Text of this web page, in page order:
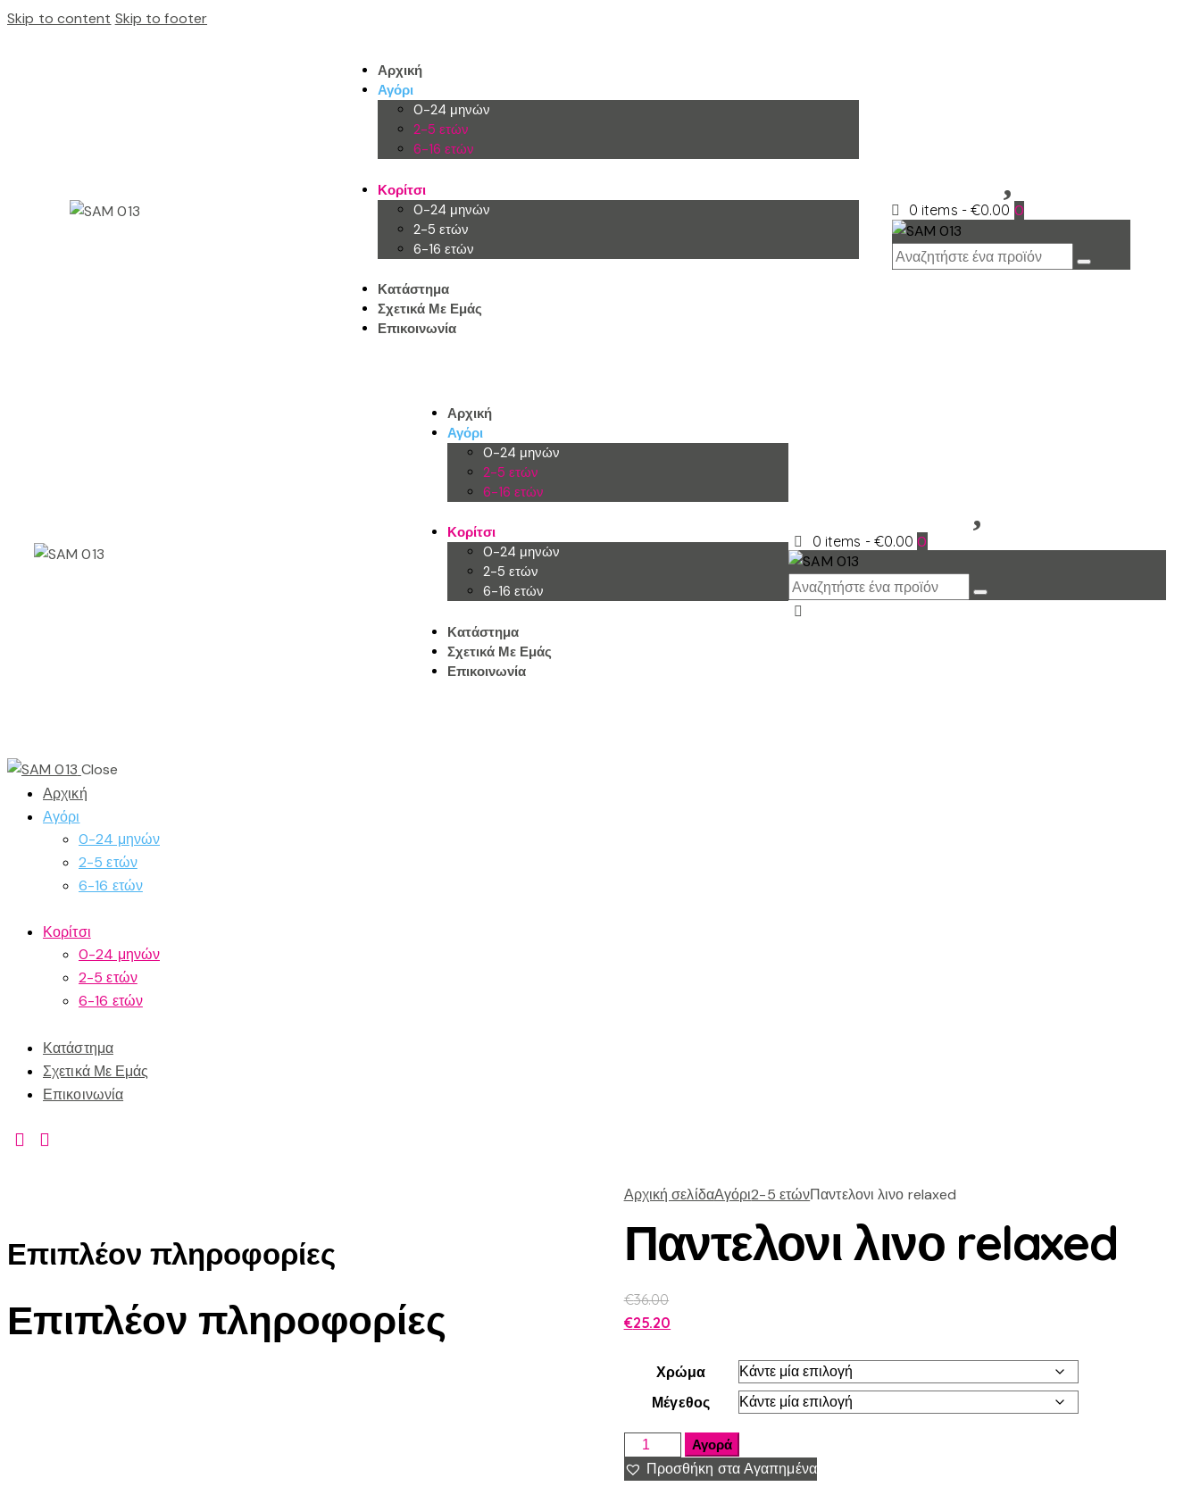
Skip to content Skip to footer
Αρχική
Αγόρι
0-24 μηνών
2-5 ετών
6-16 ετών
Κορίτσι
0-24 μηνών
2-5 ετών
6-16 ετών
Κατάστημα
Σχετικά Με Εμάς
Επικοινωνία
0 items - €0.00 0
Αρχική
Αγόρι
0-24 μηνών
2-5 ετών
6-16 ετών
Κορίτσι
0-24 μηνών
2-5 ετών
6-16 ετών
Κατάστημα
Σχετικά Με Εμάς
Επικοινωνία
0 items - €0.00 0
Close
Αρχική
Αγόρι
0-24 μηνών
2-5 ετών
6-16 ετών
Κορίτσι
0-24 μηνών
2-5 ετών
6-16 ετών
Κατάστημα
Σχετικά Με Εμάς
Επικοινωνία
Αρχική σελίδαΑγόρι2-5 ετώνΠαντελονι λινο relaxed
Παντελονι λινο relaxed
€36.00
€25.20
Χρώμα
Μέγεθος
Αγορά
Προσθήκη στα Αγαπημένα
Επιπλέον πληροφορίες
Επιπλέον πληροφορίες